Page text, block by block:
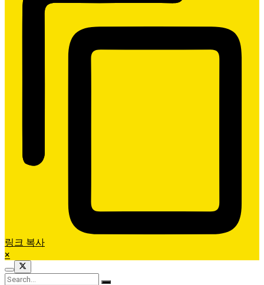
링크 복사
×